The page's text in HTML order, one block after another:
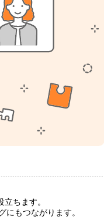
ちます。
にもつながります。